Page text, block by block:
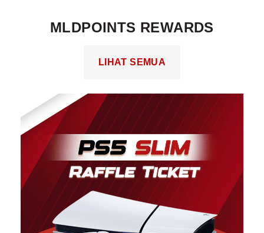
MLDPOINTS REWARDS
LIHAT SEMUA